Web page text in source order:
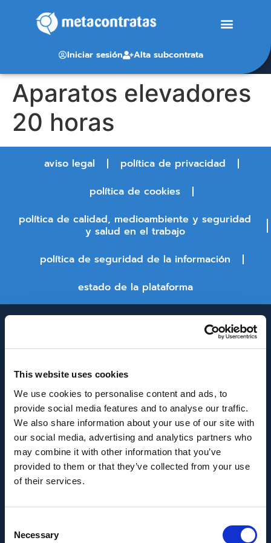
This website uses cookies
We use cookies to personalise content and ads, to
provide social media features and to analyse our traffic.
We also share information about your use of our site with
our social media, advertising and analytics partners who
may combine it with other information that you’ve
provided to them or that they’ve collected from your use
of their services.
Selection
Necessary
Iniciar sesión Alta subcontrata
Aparatos elevadores
20 horas
aviso legal
política de privacidad
política de cookies
política de calidad, medioambiente y seguridad
y salud en el trabajo
política de seguridad de la información
estado de la plataforma
INNOVACIÓN Y DESARROLLO DE ANDALUCÍA
IDEA
Se ha recibido un incentivo de la Agencia de
Innovación y Desarrollo de Andalucía IDEA, de la
43.802,59€, cofinanciado en un 80% por la Unión